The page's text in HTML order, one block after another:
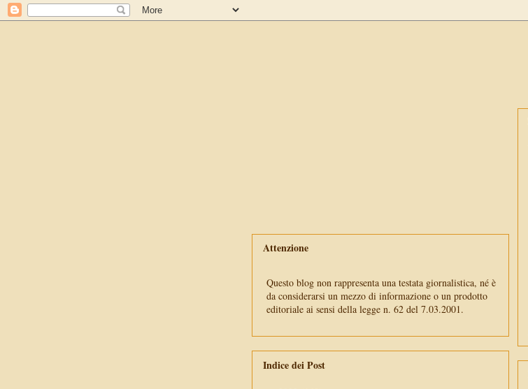
Attenzione
Questo blog non rappresenta una testata giornalistica, né è
da considerarsi un mezzo di informazione o un prodotto
editoriale ai sensi della legge n. 62 del 7.03.2001.
Indice dei Post